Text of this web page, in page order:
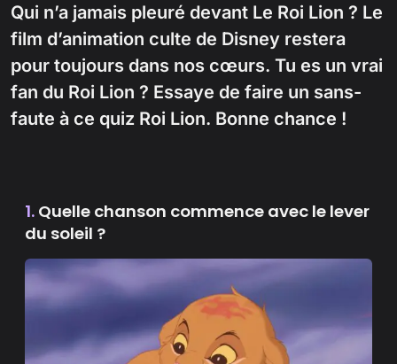
Qui n’a jamais pleuré devant Le Roi Lion ? Le
film d’animation culte de Disney restera
pour toujours dans nos cœurs. Tu es un vrai
fan du Roi Lion ? Essaye de faire un sans-
faute à ce quiz Roi Lion. Bonne chance !
1. Quelle chanson commence avec le lever
du soleil ?